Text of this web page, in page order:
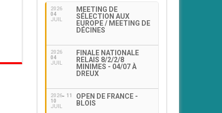
2026
04
JUIL
MEETING DE
SÉLECTION AUX
EUROPE / MEETING DE
DÉCINES
2026
04
JUIL
FINALE NATIONALE
RELAIS 8/2/2/8
MINIMES - 04/07 À
DREUX
2026
10
JUIL
11
OPEN DE FRANCE -
BLOIS